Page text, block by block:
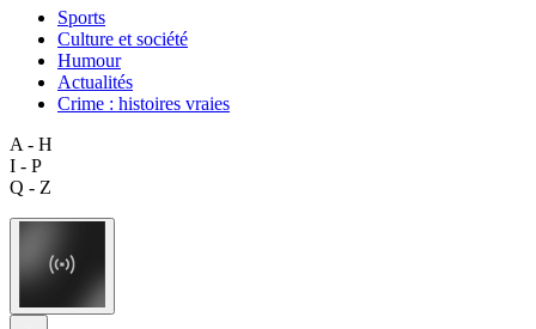
Sports
Culture et société
Humour
Actualités
Crime : histoires vraies
A - H
I - P
Q - Z